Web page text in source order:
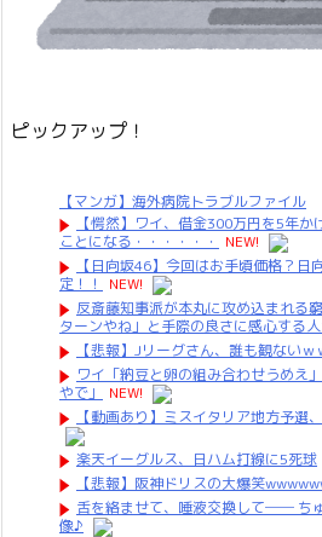
ピックアップ！
【マンガ】海外病院トラブルファイル
【愕然】ワイ、借金300万円を5年
ことになる・・・・・・
NEW!
【日向坂46】今回はお手頃価格？日
定！！
NEW!
反斎藤知事派が本丸に攻め込まれる
ターンやね」と手際の良さに感心する
【悲報】Jリーグさん、誰も観ないｗ
ワイ「納豆と卵の組み合わせうめえ
やで」
NEW!
【動画あり】ミスイタリア地方予選
楽天イーグルス、日ハム打線に5死球
【悲報】阪神ドリスの大爆笑
舌を絡ませて、唾液交換して── ち
像♪